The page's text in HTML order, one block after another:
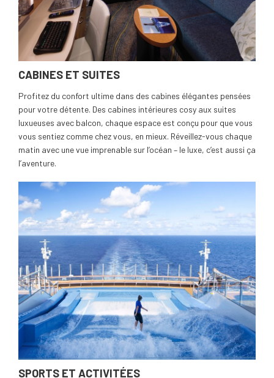
CABINES ET SUITES
Profitez du confort ultime dans des cabines élégantes pensées
pour votre détente. Des cabines intérieures cosy aux suites
luxueuses avec balcon, chaque espace est conçu pour que vous
vous sentiez comme chez vous, en mieux. Réveillez-vous chaque
matin avec une vue imprenable sur l’océan – le luxe, c’est aussi ça
l’aventure.
SPORTS ET ACTIVITÉES